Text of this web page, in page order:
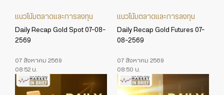
แนวโน้มตลาดและการลงทุน
Daily Recap Gold Spot 07-08-
2569
07 สิงหาคม 2569
08:52 น.
แนวโน้มตลาดและการลงทุน
Daily Recap Gold Futures 07-
08-2569
07 สิงหาคม 2569
08:50 น.